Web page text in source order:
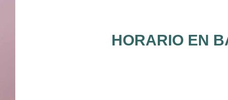
HORARIO EN